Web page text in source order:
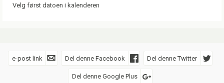
Velg først datoen i kalenderen
e-post link Del denne Facebook Del denne Twitter
Del denne Google Plus